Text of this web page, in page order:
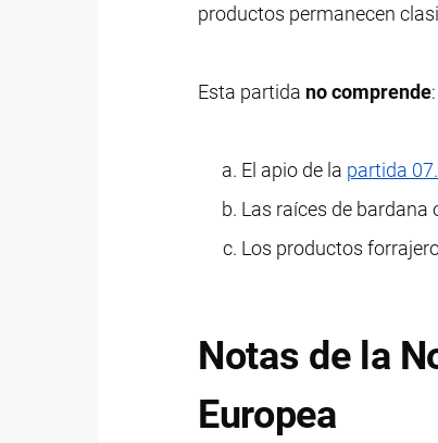
productos permanecen
Esta partida no comprende:
El apio de la partida
Las raíces de
Los productos
Notas de la
Europea